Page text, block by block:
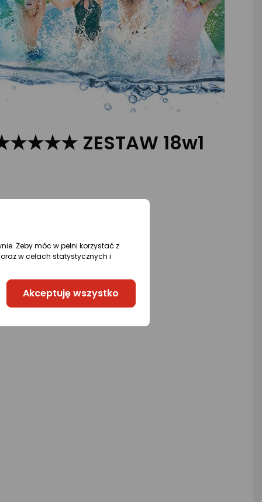
ZESTAW 18w1
Żeby móc w pełni korzystać z
w celach statystycznych i
Akceptuję wszystko